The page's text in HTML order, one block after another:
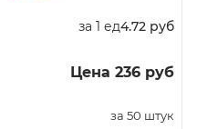
за 1 ед4.72 руб
Цена 236 руб
за 50 штук